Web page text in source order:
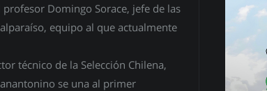
Domingo Sorace, jefe de las
equipo al que actualmente
técnico de la Selección Chilena,
se una al primer